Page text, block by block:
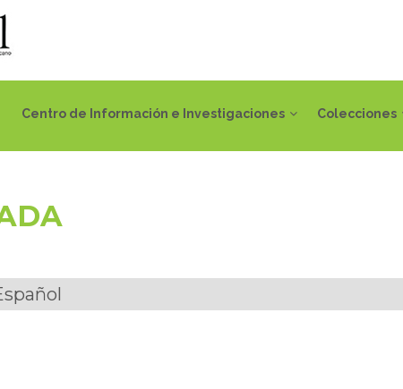
Centro de Información e Investigaciones Colecciones